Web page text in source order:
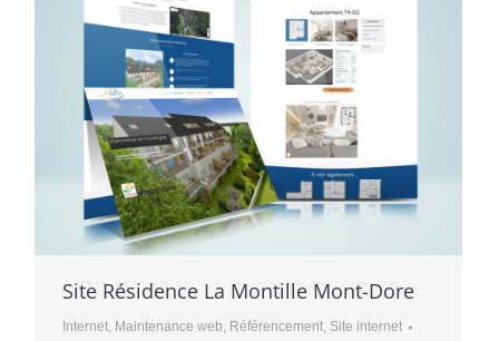
Site Résidence La Montille Mont-Dore
Internet, Maintenance web, Référencement, Site internet